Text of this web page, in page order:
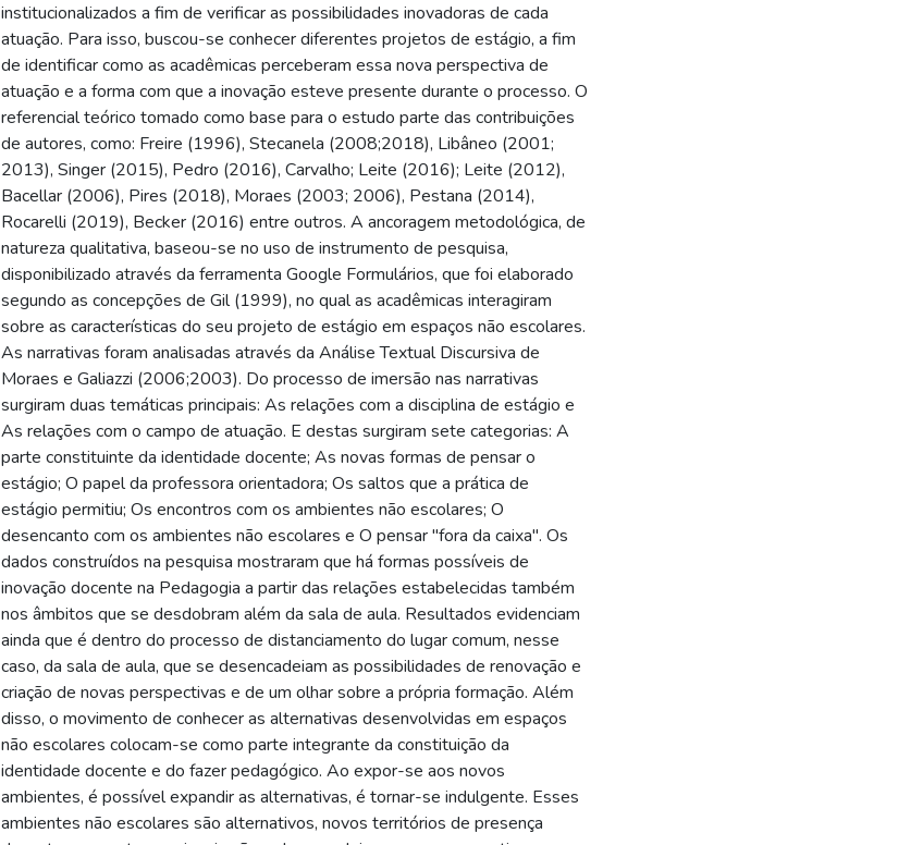
institucionalizados a fim de verificar as possibilidades inovadoras de cada
atuação. Para isso, buscou-se conhecer diferentes projetos de estágio, a fim
de identificar como as acadêmicas perceberam essa nova perspectiva de
atuação e a forma com que a inovação esteve presente durante o processo. O
referencial teórico tomado como base para o estudo parte das contribuições
de autores, como: Freire (1996), Stecanela (2008;2018), Libâneo (2001;
2013), Singer (2015), Pedro (2016), Carvalho; Leite (2016); Leite (2012),
Bacellar (2006), Pires (2018), Moraes (2003; 2006), Pestana (2014),
Rocarelli (2019), Becker (2016) entre outros. A ancoragem metodológica, de
natureza qualitativa, baseou-se no uso de instrumento de pesquisa,
disponibilizado através da ferramenta Google Formulários, que foi elaborado
segundo as concepções de Gil (1999), no qual as acadêmicas interagiram
sobre as características do seu projeto de estágio em espaços não escolares.
As narrativas foram analisadas através da Análise Textual Discursiva de
Moraes e Galiazzi (2006;2003). Do processo de imersão nas narrativas
surgiram duas temáticas principais: As relações com a disciplina de estágio e
As relações com o campo de atuação. E destas surgiram sete categorias: A
parte constituinte da identidade docente; As novas formas de pensar o
estágio; O papel da professora orientadora; Os saltos que a prática de
estágio permitiu; Os encontros com os ambientes não escolares; O
desencanto com os ambientes não escolares e O pensar "fora da caixa". Os
dados construídos na pesquisa mostraram que há formas possíveis de
inovação docente na Pedagogia a partir das relações estabelecidas também
nos âmbitos que se desdobram além da sala de aula. Resultados evidenciam
ainda que é dentro do processo de distanciamento do lugar comum, nesse
caso, da sala de aula, que se desencadeiam as possibilidades de renovação e
criação de novas perspectivas e de um olhar sobre a própria formação. Além
disso, o movimento de conhecer as alternativas desenvolvidas em espaços
não escolares colocam-se como parte integrante da constituição da
identidade docente e do fazer pedagógico. Ao expor-se aos novos
ambientes, é possível expandir as alternativas, é tornar-se indulgente. Esses
ambientes não escolares são alternativos, novos territórios de presença